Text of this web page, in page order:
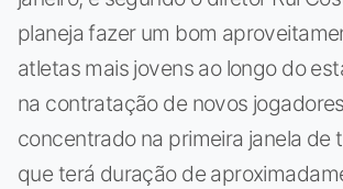
planeja fazer um bom
atletas mais jovens ao longo do
na contratação de novos
concentrado na primeira janela de
que terá duração de